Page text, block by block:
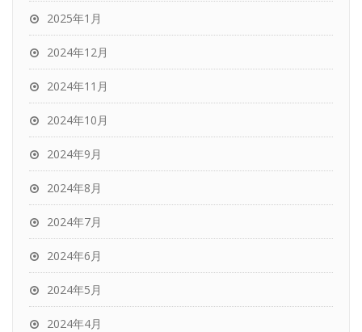
2025年1月
2024年12月
2024年11月
2024年10月
2024年9月
2024年8月
2024年7月
2024年6月
2024年5月
2024年4月